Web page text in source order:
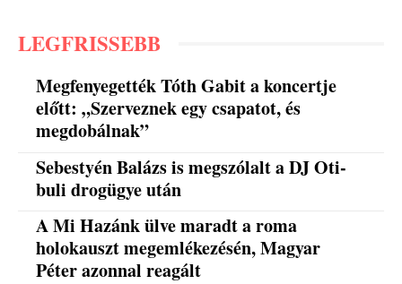
LEGFRISSEBB
Megfenyegették Tóth Gabit a koncertje
előtt: „Szerveznek egy csapatot, és
megdobálnak”
Sebestyén Balázs is megszólalt a DJ Oti-
buli drogügye után
A Mi Hazánk ülve maradt a roma
holokauszt megemlékezésén, Magyar
Péter azonnal reagált